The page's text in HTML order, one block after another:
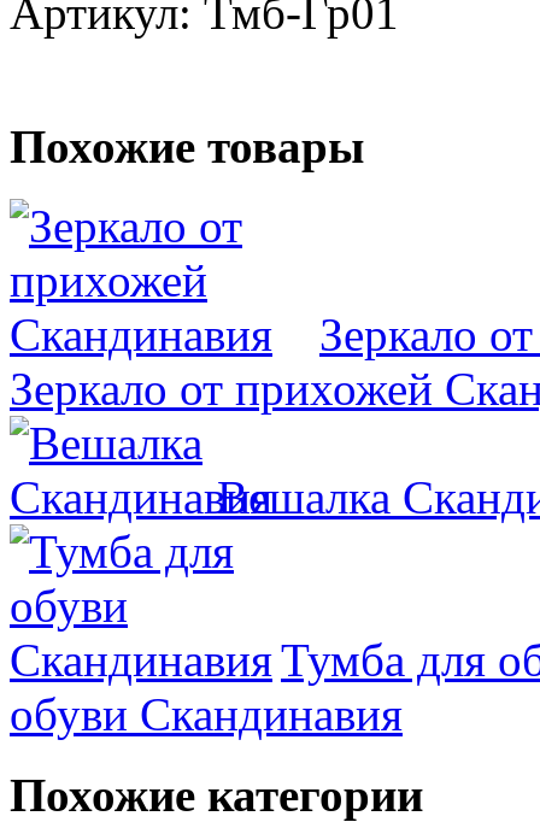
Артикул: Тмб-Гр01
Похожие товары
Зеркало
Зеркало от прихожей
Вешалка
Тумба для
обуви Скандинавия
Похожие категории